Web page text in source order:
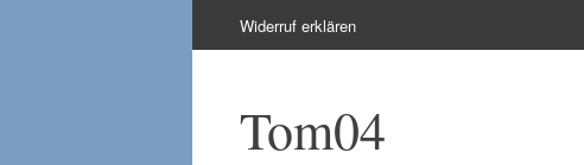
springenWiderruf erklären
Tom04